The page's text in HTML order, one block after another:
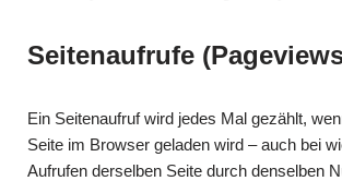
Seitenaufrufe
Ein Seitenaufruf wird jedes Mal gezählt,
Seite im Browser geladen wird – auch bei
Aufrufen derselben Seite durch denselben